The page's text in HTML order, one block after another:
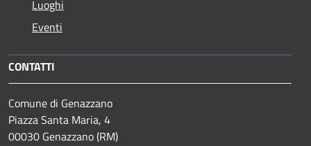
Luoghi
Eventi
CONTATTI
Comune di Genazzano
Piazza Santa Maria, 4
00030 Genazzano (RM)